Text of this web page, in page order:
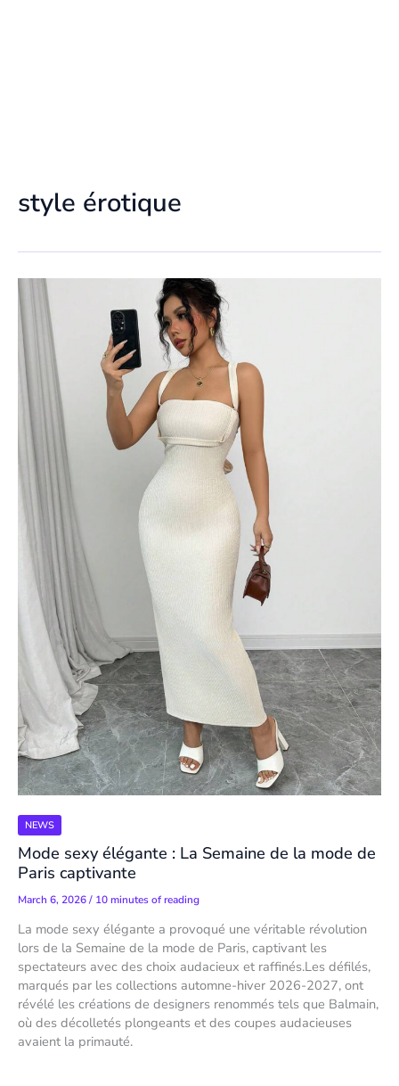
style érotique
NEWS
Mode sexy élégante : La Semaine de la mode de
Paris captivante
March 6, 2026/ 10 minutes of reading
La mode sexy élégante a provoqué une véritable révolution
lors de la Semaine de la mode de Paris, captivant les
spectateurs avec des choix audacieux et raffinés.Les défilés,
marqués par les collections automne-hiver 2026-2027, ont
révélé les créations de designers renommés tels que Balmain,
où des décolletés plongeants et des coupes audacieuses
avaient la primauté.